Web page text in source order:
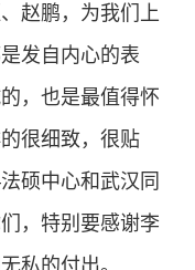
赵鹏，为我们上
发自内心的表
，也是最值得怀
很细致，很贴
法硕中心和武汉同
，特别要感谢李
私的付出。